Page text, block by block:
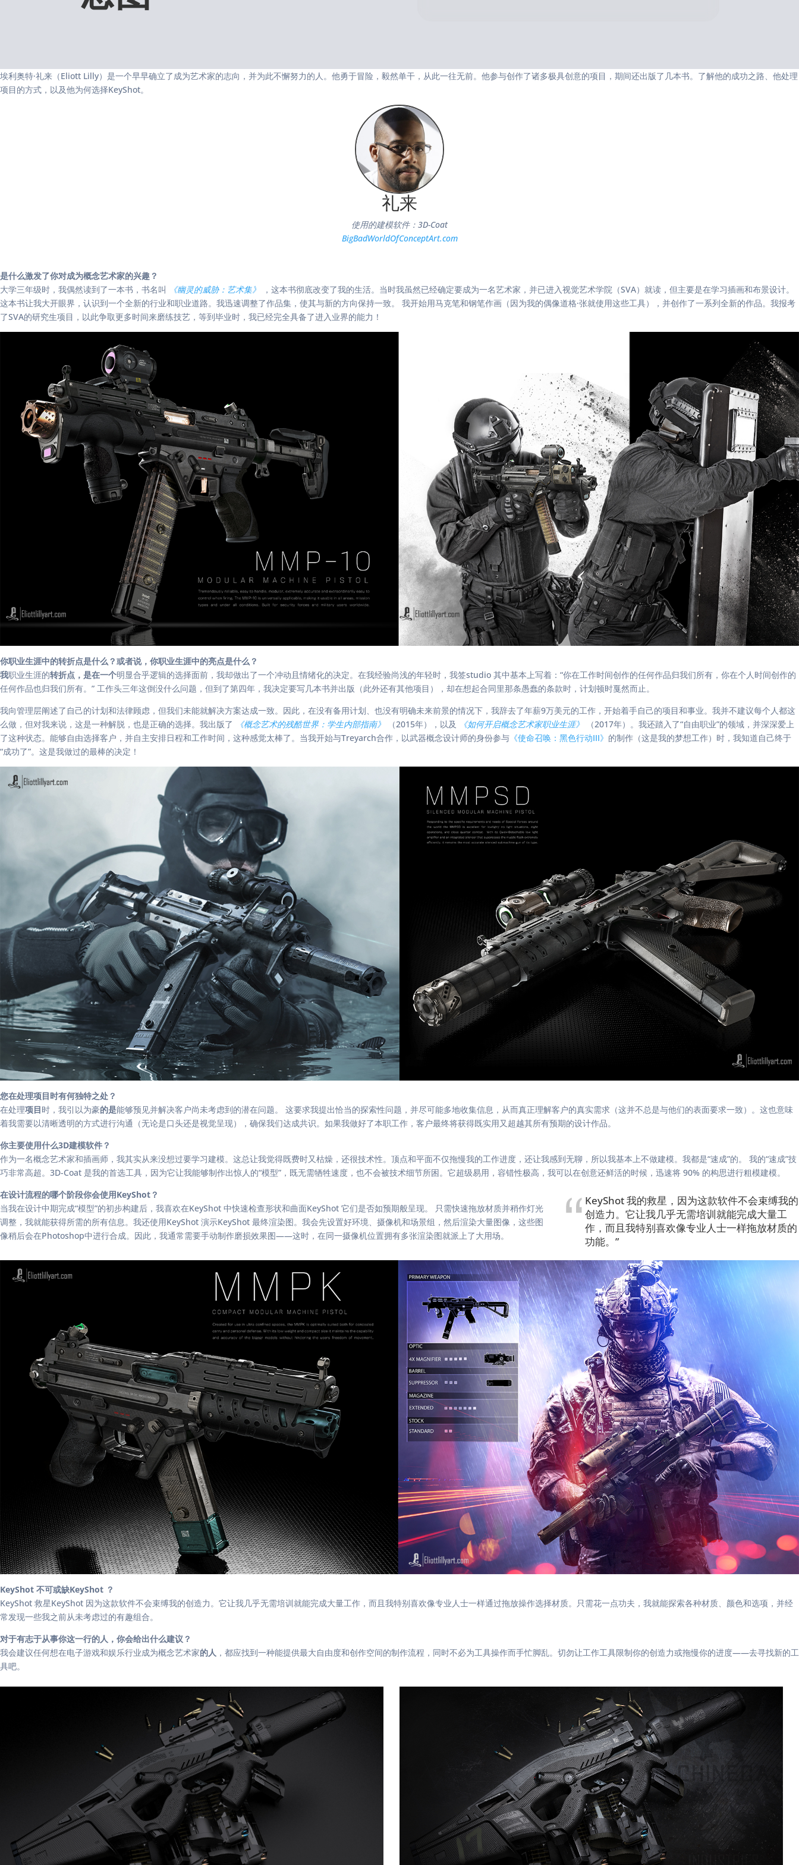
埃利奥特·礼来（Eliott Lilly）是一个早早确立了成为艺术家的志向，并为此不懈努力的人。他勇于冒险，毅然单干，从此一往无前。他参与创作了诸多极具创意的项目，期间还出版了几本书。了解他的成功之路、他处理
项目的方式，以及他为何选择KeyShot。
礼来
使用的建模软件：3D-Coat
BigBadWorldOfConceptArt.com
是什么激发了你对成为概念艺术家的兴趣？
大学三年级时，我偶然读到了一本书，书名叫
《幽灵的威胁：艺术集》
，这本书彻底改变了我的生活。当时我虽然已经确定要成为一名艺术家，并已进入视觉艺术学院（SVA）就读，但主要是在学习插画和布景设计。
这本书让我大开眼界，认识到一个全新的行业和职业道路。我迅速调整了作品集，使其与新的方向保持一致。 我开始用马克笔和钢笔作画（因为我的偶像道格·张就使用这些工具），并创作了一系列全新的作品。我报考
了SVA的研究生项目，以此争取更多时间来磨练技艺，等到毕业时，我已经完全具备了进入业界的能力！
你职业生涯中的转折点是什么？或者说，你职业生涯中的亮点是什么？
我职业生涯的转折点，是在一个明显合乎逻辑的选择面前，我却做出了一个冲动且情绪化的决定。在我经验尚浅的年轻时，我签studio 其中基本上写着：“你在工作时间创作的任何作品归我们所有，你在个人时间创作的
任何作品也归我们所有。” 工作头三年这倒没什么问题，但到了第四年，我决定要写几本书并出版（此外还有其他项目），却在想起合同里那条愚蠢的条款时，计划顿时戛然而止。
我向管理层阐述了自己的计划和法律顾虑，但我们未能就解决方案达成一致。因此，在没有备用计划、也没有明确未来前景的情况下，我辞去了年薪9万美元的工作，开始着手自己的项目和事业。我并不建议每个人都这
么做，但对我来说，这是一种解脱，也是正确的选择。我出版了
《概念艺术的残酷世界：学生内部指南》 （2015年），以及 《如何开启概念艺术家职业生涯》
（2017年）。我还踏入了“自由职业”的领域，并深深爱上
了这种状态。能够自由选择客户，并自主安排日程和工作时间，这种感觉太棒了。当我开始与Treyarch合作，以武器概念设计师的身份参与 《使命召唤：黑色行动III》 的制作（这是我的梦想工作）时，我知道自己终于
“成功了”。这是我做过的最棒的决定！
您在处理项目时有何独特之处？
在处理项目时，我引以为豪的是能够预见并解决客户尚未考虑到的潜在问题。 这要求我提出恰当的探索性问题，并尽可能多地收集信息，从而真正理解客户的真实需求（这并不总是与他们的表面要求一致）。这也意味
着我需要以清晰透明的方式进行沟通（无论是口头还是视觉呈现），确保我们达成共识。如果我做好了本职工作，客户最终将获得既实用又超越其所有预期的设计作品。
你主要使用什么3D建模软件？
作为一名概念艺术家和插画师，我其实从来没想过要学习建模。这总让我觉得既费时又枯燥，还很技术性。顶点和平面不仅拖慢我的工作进度，还让我感到无聊，所以我基本上不做建模。我都是“速成”的。 我的“速成”技
巧非常高超。3D-Coat 是我的首选工具，因为它让我能够制作出惊人的“模型”，既无需牺牲速度，也不会被技术细节所困。它超级易用，容错性极高，我可以在创意还鲜活的时候，迅速将 90% 的构思进行粗模建模。
KeyShot 我的救星，因为这款软件不会束缚我的
创造力。它让我几乎无需培训就能完成大量工
作，而且我特别喜欢像专业人士一样拖放材质的
功能。”
在设计流程的哪个阶段你会使用KeyShot？
当我在设计中期完成“模型”的初步构建后，我喜欢在KeyShot 中快速检查形状和曲面KeyShot 它们是否如预期般呈现。 只需快速拖放材质并稍作灯光
调整，我就能获得所需的所有信息。我还使用KeyShot 演示KeyShot 最终渲染图。我会先设置好环境、摄像机和场景组，然后渲染大量图像，这些图
像稍后会在Photoshop中进行合成。因此，我通常需要手动制作磨损效果图——这时，在同一摄像机位置拥有多张渲染图就派上了大用场。
KeyShot 不可或缺KeyShot ？
KeyShot 救星KeyShot 因为这款软件不会束缚我的创造力。它让我几乎无需培训就能完成大量工作，而且我特别喜欢像专业人士一样通过拖放操作选择材质。只需花一点功夫，我就能探索各种材质、颜色和选项，并经
常发现一些我之前从未考虑过的有趣组合。
对于有志于从事你这一行的人，你会给出什么建议？
我会建议任何想在电子游戏和娱乐行业成为概念艺术家的人 ，都应找到一种能提供最大自由度和创作空间的制作流程，同时不必为工具操作而手忙脚乱。切勿让工作工具限制你的创造力或拖慢你的进度——去寻找新的工
具吧。